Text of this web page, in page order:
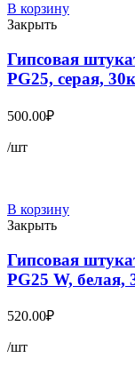
В корзину
Закрыть
Гипсовая
PG25, серая,
500.00₽
/шт
В корзину
Закрыть
Гипсовая
PG25 W, белая,
520.00₽
/шт